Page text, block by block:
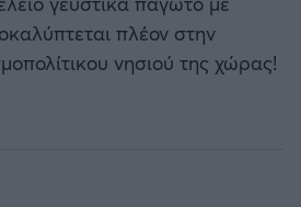
πλέον στην
νησιού της χώρας!